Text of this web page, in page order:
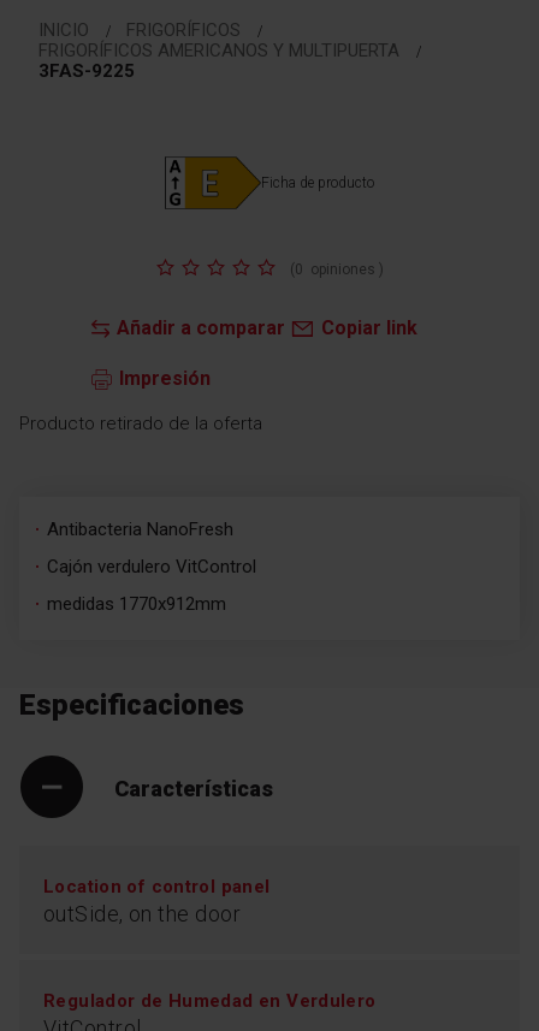
comienzo
INICIO
FRIGORÍFICOS
FRIGORÍFICOS AMERICANOS Y MULTIPUERTA
3FAS-9225
Añadir a comparar Copiar link
Impresión
Producto retirado de la oferta
Valoración: (0 opiniones )
Ficha de producto
Antibacteria NanoFresh
Cajón verdulero VitControl
medidas 1770x912mm
Especificaciones
Características
Location of control panel
outSide, on the door
Regulador de Humedad en Verdulero